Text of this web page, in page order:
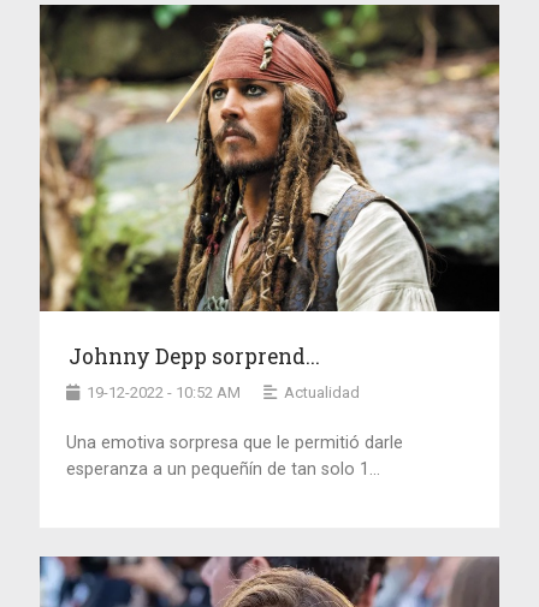
Johnny Depp sorprend...
19-12-2022 - 10:52 AM Actualidad
Una emotiva sorpresa que le permitió darle
esperanza a un pequeñín de tan solo 1...